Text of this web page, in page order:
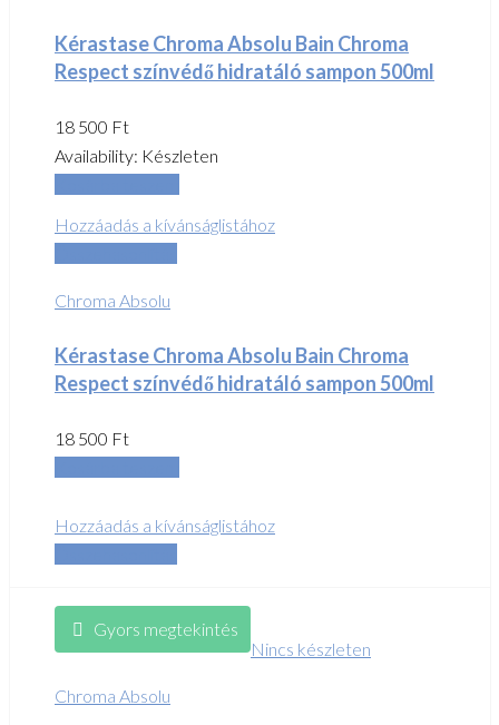
Kérastase Chroma Absolu Bain Chroma
Respect színvédő hidratáló sampon 500ml
18 500 Ft
Availability: Készleten
Hozzáadás a kívánságlistához
Chroma Absolu
Kérastase Chroma Absolu Bain Chroma
Respect színvédő hidratáló sampon 500ml
18 500 Ft
Hozzáadás a kívánságlistához
Gyors megtekintés
Nincs készleten
Chroma Absolu